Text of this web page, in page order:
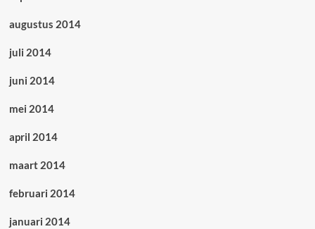
augustus 2014
juli 2014
juni 2014
mei 2014
april 2014
maart 2014
februari 2014
januari 2014